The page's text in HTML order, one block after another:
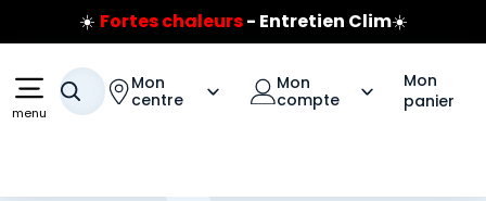
Aller au contenu principal
Aller à la navigation
☀️ Fortes chaleurs- Entretien Clim☀️
Prix coûtant pneus Bridgestone
Jusqu'à 120€ remboursés sur les pneus Bridgestone
menu
Votre recherche
Mon
centre
Mon
compte
Mon
panier